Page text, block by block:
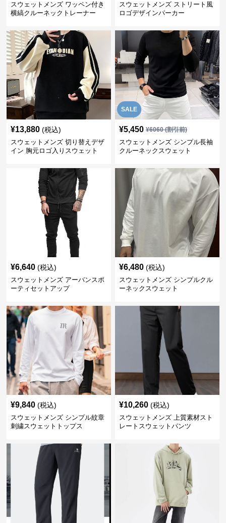
スウェットメンズ ワッペン付き
横縞クルーネックトレーナー
スウェットメンズ ストリート風
ロゴデザインパーカー
¥13,880 (税込)
スウェットメンズ 切り替えデザ
イン 胸元ロゴ入りスウェット
SALE
¥5,450 ¥6060(割引前)
スウェットメンズ シンプル長袖
クルーネックスウェット
¥6,640 (税込)
スウェットメンズ アーバンスポ
ーティセットアップ
¥6,480 (税込)
スウェットメンズ シンプルクル
ーネックスウェット
¥9,840 (税込)
スウェットメンズ シンプル紋章
刺繍スウェットトップス
¥10,260 (税込)
スウェットメンズ 上質素材スト
レートスウェットパンツ